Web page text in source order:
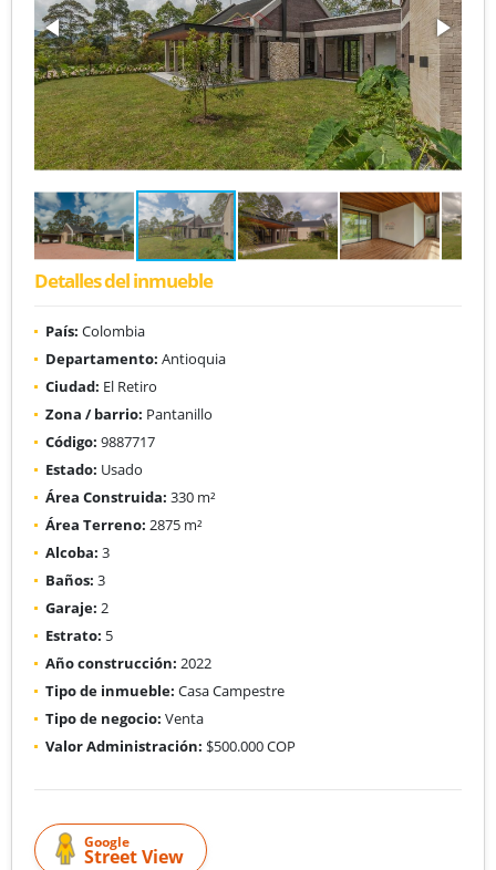
Detalles del inmueble
País: Colombia
Departamento: Antioquia
Ciudad: El Retiro
Zona / barrio: Pantanillo
Código: 9887717
Estado: Usado
Área Construida: 330 m²
Área Terreno: 2875 m²
Alcoba: 3
Baños: 3
Garaje: 2
Estrato: 5
Año construcción: 2022
Tipo de inmueble: Casa Campestre
Tipo de negocio: Venta
Valor Administración: $500.000 COP
Google
Street View